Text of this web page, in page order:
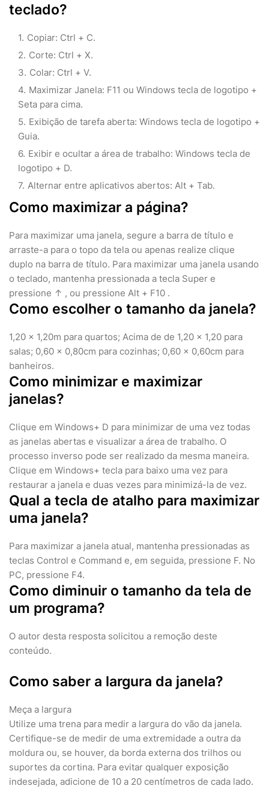
teclado?
Copiar: Ctrl + C.
Corte: Ctrl + X.
Colar: Ctrl + V.
Maximizar Janela: F11 ou Windows tecla de logotipo +
Seta para cima.
Exibição de tarefa aberta: Windows tecla de logotipo +
Guia.
Exibir e ocultar a área de trabalho: Windows tecla de
logotipo + D.
Alternar entre aplicativos abertos: Alt + Tab.
Como maximizar a página?
Para maximizar uma janela, segure a barra de título e
arraste-a para o topo da tela ou apenas realize clique
duplo na barra de título. Para maximizar uma janela usando
o teclado, mantenha pressionada a tecla Super e
pressione ↑ , ou pressione Alt + F10 .
Como escolher o tamanho da janela?
1,20 x 1,20m para quartos; Acima de de 1,20 x 1,20 para
salas; 0,60 x 0,80cm para cozinhas; 0,60 x 0,60cm para
banheiros.
Como minimizar e maximizar
janelas?
Clique em Windows+ D para minimizar de uma vez todas
as janelas abertas e visualizar a área de trabalho. O
processo inverso pode ser realizado da mesma maneira.
Clique em Windows+ tecla para baixo uma vez para
restaurar a janela e duas vezes para minimizá-la de vez.
Qual a tecla de atalho para maximizar
uma janela?
Para maximizar a janela atual, mantenha pressionadas as
teclas Control e Command e, em seguida, pressione F. No
PC, pressione F4.
Como diminuir o tamanho da tela de
um programa?
O autor desta resposta solicitou a remoção deste
conteúdo.
Como saber a largura da janela?
Meça a largura
Utilize uma trena para medir a largura do vão da janela.
Certifique-se de medir de uma extremidade a outra da
moldura ou, se houver, da borda externa dos trilhos ou
suportes da cortina. Para evitar qualquer exposição
indesejada, adicione de 10 a 20 centímetros de cada lado.